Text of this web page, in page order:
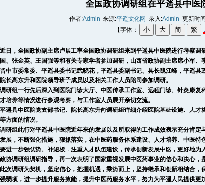
全国政协调研组在平遥县中医
作者:Admin 来源:平遥文化网 录入:Admin 更新时
【字体：
，全国政协副主席卢展工率全国政协调研组来到平遥县中医院进行考察调
、张金英、王国强等和有关专家学者参加调研，山西省政协副主席席小军
中市委常委、 平遥县委书记武晓花， 平遥县委副书记、县长魏江峰， 平遥县
长高东升和医院领导班子成员以及相关工作人员陪同参加调研。
组一行先后深入到医院门诊大厅、中医传承工作室、远程门诊、针灸康复
培养等情况进行参观考察，与工作室人员展开亲切交流。
平遥县中医院党支部书记、院长高东升向调研组详细介绍医院基础设施、人
方面的情况。
组此行对平遥县中医院近年来的发展以及所取得的工作成效表示充分肯定
展，不断强化措施，狠抓落实，在中医药服务体系建设、人才培养、中医
进一步强优势、补短板，注重人才队伍建设，传承创新发展中医，更好地为
协调研组调研指导，再一次表明了国家重视发展中医药事业的信心和决心，
次调研为契机，坚定信心，把握机遇，乘势而上，坚持继承和创新相结合
弱项，进一步提升服务效能，提升中医药服务水平，努力为平遥人民提供更